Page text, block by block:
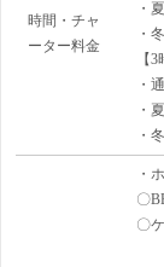
時間・チャ
ーター料金
・
・
【
・
・
・
・
〇
〇